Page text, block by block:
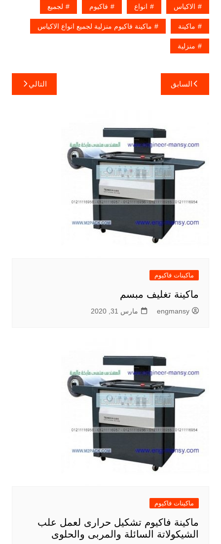
الاكياس انواع فاكيوم لجميع
ماكينة ماكينة فاكيوم منزلية لجميع انواع الاكياس
منزلية
تصفّح
المقالات
السابق التالي
ماكينات فاكيوم
ماكينة تغليف مبسم
engmansy مارس 31, 2020
ماكينات فاكيوم
ماكينة فاكيوم تشكيل حرارى لعمل علب
الشيكولاتة السائلة والمربى والحلوى